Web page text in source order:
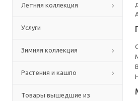
Летняя коллекция
Услуги
Зимняя коллекция
Растения и кашпо
Товары вышедшие из